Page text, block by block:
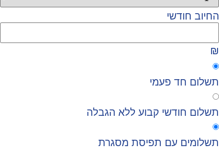
החיוב חודשי
₪
תשלום חד פעמי
תשלום חודשי קבוע ללא הגבלה
תשלומים עם תפיסת מסגרת